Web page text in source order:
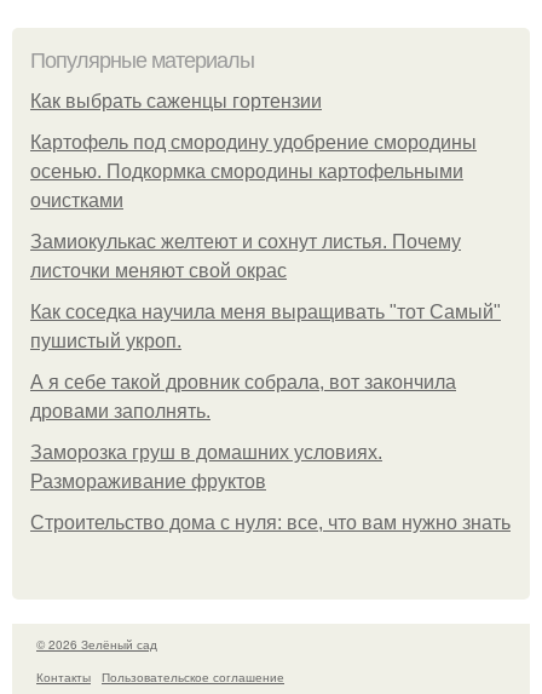
Популярные материалы
Как выбрать саженцы гортензии
Картофель под смородину удобрение смородины
осенью. Подкормка смородины картофельными
очистками
Замиокулькас желтеют и сохнут листья. Почему
листочки меняют свой окрас
Как соседка научила меня выращивать "тот Самый"
пушистый укроп.
А я себе такой дровник собрала, вот закончила
дровами заполнять.
Заморозка груш в домашних условиях.
Размораживание фруктов
Строительство дома с нуля: все, что вам нужно знать
© 2026 Зелёный сад
Контакты
Пользовательское соглашение